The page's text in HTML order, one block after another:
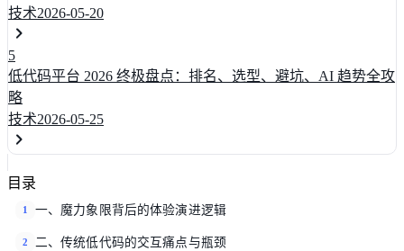
技术2026-05-20
5
低代码平台 2026 终极盘点：排名、选型、避坑、AI 趋势全攻
略
技术2026-05-25
目录
1 一、魔力象限背后的体验演进逻辑
2 二、传统低代码的交互痛点与瓶颈